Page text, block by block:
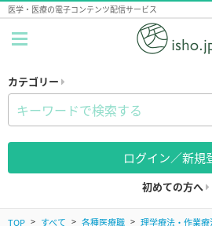
医学・医療の電子コンテンツ配信サービス
カテゴリー
ログイン／新規
初めての方へ
TOP すべて 各種医療職 理学療法・作業